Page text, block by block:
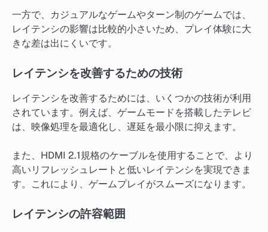
一方で、カジュアルなゲームやターン制のゲームでは、
レイテンシの影響は比較的小さいため、プレイ体験に大
きな差は出にくいです。
レイテンシを改善するための技術
レイテンシを改善するためには、いくつかの技術が利用
されています。例えば、ゲームモードを搭載したテレビ
は、映像処理を最適化し、遅延を最小限に抑えます。
また、HDMI 2.1規格のケーブルを使用することで、より
高いリフレッシュレートと低いレイテンシを実現できま
す。これにより、ゲームプレイがスムーズになります。
レイテンシの許容範囲